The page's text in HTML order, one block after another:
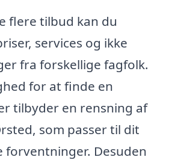
flere tilbud kan du
services og ikke
fra forskellige fagfolk.
for at finde en
tilbyder en rensning af
som passer til dit
forventninger. Desuden